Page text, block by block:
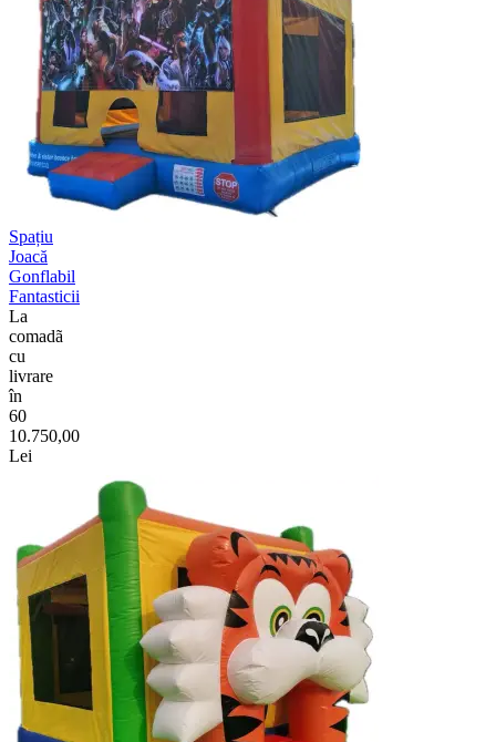
Spațiu
Joacă
Gonflabil
Fantasticii
La
comadã
cu
livrare
în
60
10.750,00
Lei